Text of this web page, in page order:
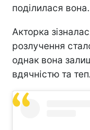
поділилася вона.
Акторка
розлучення
однак вона
вдячністю та